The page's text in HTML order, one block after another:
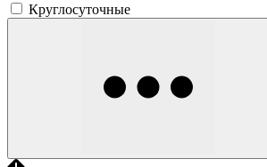
Круглосуточные